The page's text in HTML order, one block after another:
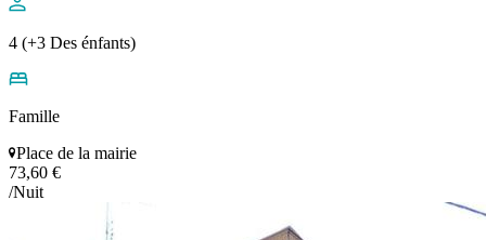
4 (+3 Des énfants)
Famille
Place de la mairie
73,60 €
/Nuit